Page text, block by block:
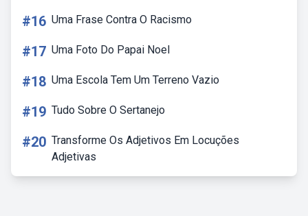
#16 Uma Frase Contra O Racismo
#17 Uma Foto Do Papai Noel
#18 Uma Escola Tem Um Terreno Vazio
#19 Tudo Sobre O Sertanejo
#20 Transforme Os Adjetivos Em Locuções
Adjetivas